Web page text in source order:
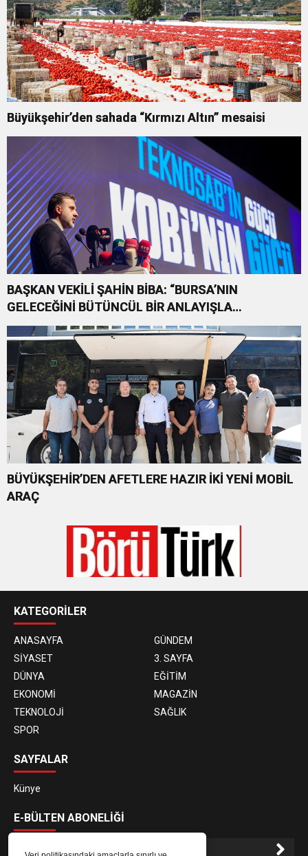
Büyükşehir’den sahada “Kırmızı Altın” mesaisi
BAŞKAN VEKİLİ ŞAHİN BİBA: “BURSA’NIN
GELECEĞİNİ BÜTÜNCÜL BİR ANLAYIŞLA
PLANLIYORUZ”
BÜYÜKŞEHİR’DEN AFETLERE HAZIR İKİ YENİ MOBİL
ARAÇ
KATEGORİLER
ANASAYFA
GÜNDEM
SİYASET
3. SAYFA
DÜNYA
EĞİTİM
EKONOMİ
MAGAZİN
TEKNOLOJİ
SAĞLIK
SPOR
SAYFALAR
Künye
E-BÜLTEN ABONELİĞİ